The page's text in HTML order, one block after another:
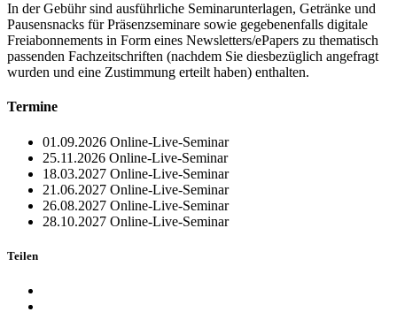
In der Gebühr sind ausführliche Seminarunterlagen, Getränke und
Pausensnacks für Präsenzseminare sowie gegebenenfalls digitale
Freiabonnements in Form eines Newsletters/ePapers zu thematisch
passenden Fachzeitschriften (nachdem Sie diesbezüglich angefragt
wurden und eine Zustimmung erteilt haben) enthalten.
Termine
01.09.2026 Online-Live-Seminar
25.11.2026 Online-Live-Seminar
18.03.2027 Online-Live-Seminar
21.06.2027 Online-Live-Seminar
26.08.2027 Online-Live-Seminar
28.10.2027 Online-Live-Seminar
Teilen